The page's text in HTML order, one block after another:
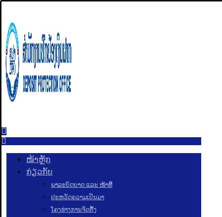
ໜ້າຫຼັກ
ກ່ຽວກັບ
ພາລະບົດບາດ ແລະ ໜ້າທີ່
ປະຫວັດຄວາມເປັນມາ
ໂຄງຮ່າງການຈັດຕັ້ງ